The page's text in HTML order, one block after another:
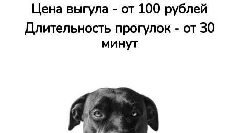
Цена выгула - от 100 рублей
Длительность прогулок - от 30
минут